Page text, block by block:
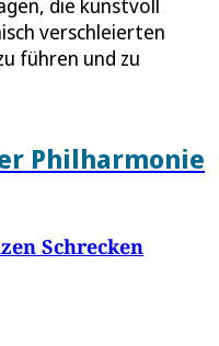
die kunstvoll
verschleierten
führen und zu
Philharmonie
Schrecken